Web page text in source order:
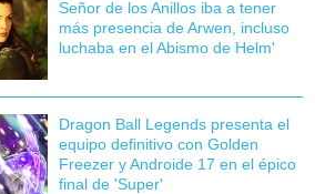
Señor de los Anillos iba a tener
más presencia de Arwen, incluso
luchaba en el Abismo de Helm'
Dragon Ball Legends presenta el
equipo definitivo con Golden
Freezer y Androide 17 en el épico
final de 'Super'